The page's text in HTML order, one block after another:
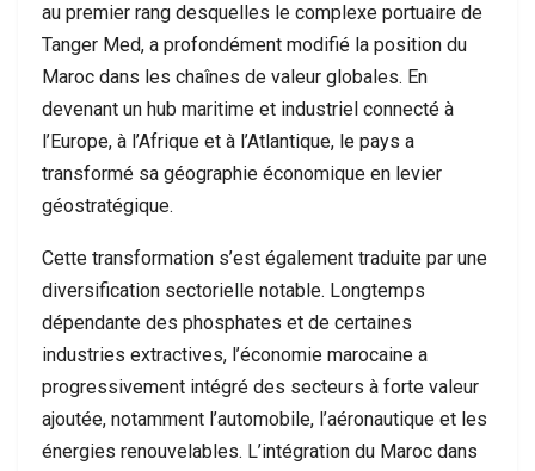
au premier rang desquelles le complexe portuaire de
Tanger Med, a profondément modifié la position du
Maroc dans les chaînes de valeur globales. En
devenant un hub maritime et industriel connecté à
l’Europe, à l’Afrique et à l’Atlantique, le pays a
transformé sa géographie économique en levier
géostratégique.
Cette transformation s’est également traduite par une
diversification sectorielle notable. Longtemps
dépendante des phosphates et de certaines
industries extractives, l’économie marocaine a
progressivement intégré des secteurs à forte valeur
ajoutée, notamment l’automobile, l’aéronautique et les
énergies renouvelables. L’intégration du Maroc dans